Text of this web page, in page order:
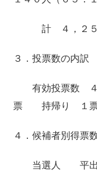
計 ４，２５９
３．投票数の内訳
有効投票数 ４
票 持帰り １
４．候補者別得票
当選人 平出